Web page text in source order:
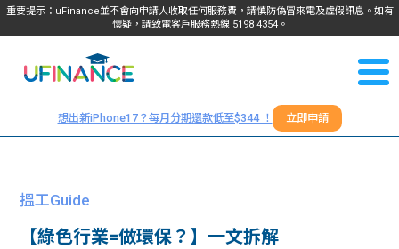
重要提示：uFinance並不會向申請人收取任何服務費，請慎防偽冒來電及虛假訊息。如有
懷疑，請致電客戶服務熱線 5198 4354。
我們
服務
們
＋
想出新iPhone17？每月分期還款低至$344 ！ 立即申請
搵工Guide
【綠色行業=做環保？】一文拆解